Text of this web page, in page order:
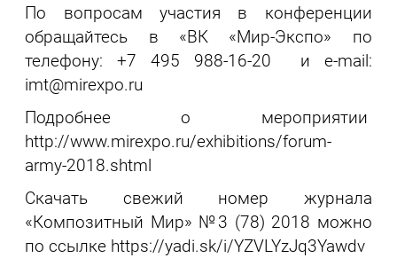
По вопросам участия в конференции
обращайтесь в «ВК «Мир-Экспо» по
телефону: +7 495 988-16-20 и e-mail:
imt@mirexpo.ru
Подробнее о мероприятии
http://www.mirexpo.ru/exhibitions/forum-
army-2018.shtml
Скачать свежий номер журнала
«Композитный Мир» №3 (78) 2018 можно
по ссылке https://yadi.sk/i/YZVLYzJq3Yawdv